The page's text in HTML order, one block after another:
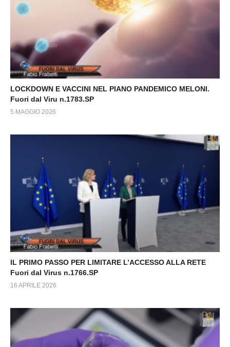
LOCKDOWN E VACCINI NEL PIANO PANDEMICO MELONI.
Fuori dal Viru n.1783.SP
5 MAGGIO 2026
IL PRIMO PASSO PER LIMITARE L’ACCESSO ALLA RETE
Fuori dal Virus n.1766.SP
16 APRILE 2026